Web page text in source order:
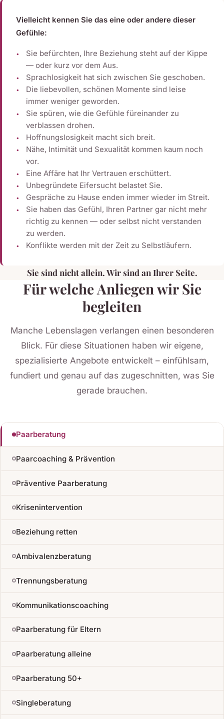
Vielleicht kennen Sie das eine oder andere dieser
Gefühle:
Sie befürchten, Ihre Beziehung steht auf der Kippe
— oder kurz vor dem Aus.
Sprachlosigkeit hat sich zwischen Sie geschoben.
Die liebevollen, schönen Momente sind leise
immer weniger geworden.
Sie spüren, wie die Gefühle füreinander zu
verblassen drohen.
Hoffnungslosigkeit macht sich breit.
Nähe, Intimität und Sexualität kommen kaum noch
vor.
Eine Affäre hat Ihr Vertrauen erschüttert.
Unbegründete Eifersucht belastet Sie.
Gespräche zu Hause enden immer wieder im Streit.
Sie haben das Gefühl, Ihren Partner gar nicht mehr
richtig zu kennen — oder selbst nicht verstanden
zu werden.
Konflikte werden mit der Zeit zu Selbstläufern.
Sie sind nicht allein. Wir sind an Ihrer Seite.
Für welche Anliegen wir Sie
begleiten
Manche Lebenslagen verlangen einen besonderen
Blick. Für diese Situationen haben wir eigene,
spezialisierte Angebote entwickelt – einfühlsam,
fundiert und genau auf das zugeschnitten, was Sie
gerade brauchen.
Paarberatung
Paarcoaching & Prävention
Präventive Paarberatung
Krisenintervention
Beziehung retten
Ambivalenzberatung
Trennungsberatung
Kommunikationscoaching
Paarberatung für Eltern
Paarberatung alleine
Paarberatung 50+
Singleberatung